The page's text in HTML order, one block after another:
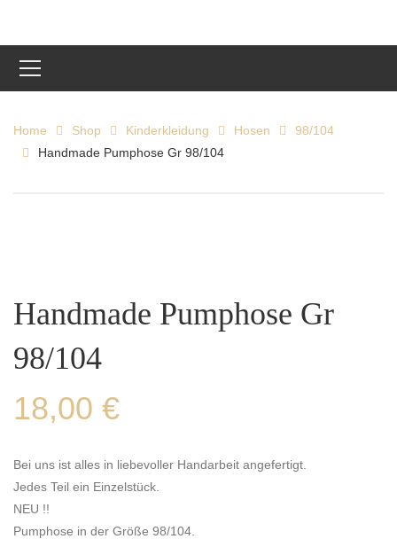
Home Shop Kinderkleidung Hosen
98/104
Handmade Pumphose Gr 98/104
Handmade Pumphose Gr
98/104
18,00 €
Bei uns ist alles in liebevoller Handarbeit angefertigt.
Jedes Teil ein Einzelstück.
NEU !!
Pumphose in der Größe 98/104.